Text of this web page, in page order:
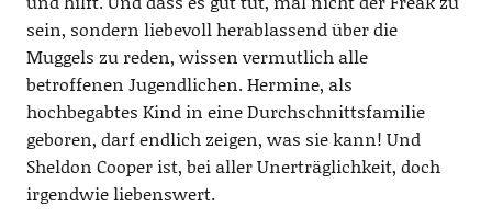
sein, sondern liebevoll herablassend über die
Muggels zu reden, wissen vermutlich alle
betroffenen Jugendlichen. Hermine, als
hochbegabtes Kind in eine Durchschnittsfamilie
geboren, darf endlich zeigen, was sie kann! Und
Sheldon Cooper ist, bei aller Unerträglichkeit, doch
irgendwie liebenswert.